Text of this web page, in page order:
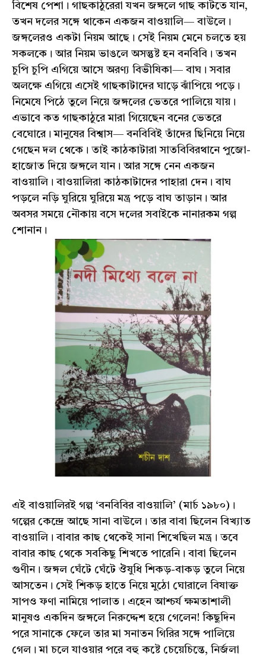
বিশেষ পেশা। গাছকাঠুরেরা যখন জঙ্গলে গাছ কাটতে যান,
তখন দলের সঙ্গে থাকেন একজন বাওয়ালি— বাউলে।
জঙ্গলেরও একটা নিয়ম আছে। সেই নিয়ম মেনে চলতে হয়
সকলকে। আর নিয়ম ভাঙলে অসন্তুষ্ট হন বনবিবি। তখন
চুপি চুপি এগিয়ে আসে অরণ্য বিভীষিকা— বাঘ। সবার
অলক্ষে এগিয়ে এসেই গাছকাটাদের ঘাড়ে ঝাঁপিয়ে পড়ে।
নিমেষে পিঠে তুলে নিয়ে জঙ্গলের ভেতরে পালিয়ে যায়।
এভাবে কত গাছকাঠুরে মারা গিয়েছেন বনের ভেতরে
বেঘোরে। মানুষের বিশ্বাস— বনবিবিই তাঁদের ছিনিয়ে নিয়ে
গেছেন দল থেকে। তাই কাঠকাটারা সাতবিবিরথানে পুজো-
হাজোত দিয়ে জঙ্গলে যান। আর সঙ্গে নেন একজন
বাওয়ালি। বাওয়ালিরা কাঠকাটাদের পাহারা দেন। বাঘ
পড়লে নড়ি ঘুরিয়ে ঘুরিয়ে মন্ত্র পড়ে বাঘ তাড়ান। আর
অবসর সময়ে নৌকায় বসে দলের সবাইকে নানারকম গল্প
শোনান।
এই বাওয়ালিরই গল্প ‘বনবিবির বাওয়ালি’ (মার্চ ১৯৮০)।
গল্পের কেন্দ্রে আছে সানা বাউলে। তার বাবা ছিলেন বিখ্যাত
বাওয়ালি। বাবার কাছ থেকেই সানা শিখেছিল মন্ত্র। তবে
বাবার কাছ থেকে সবকিছু শিখতে পারেনি। বাবা ছিলেন
গুণীন। জঙ্গল ঘেঁটে ঘেঁটে ঔষুধি শিকড়-বাকড় তুলে নিয়ে
আসতেন। সেই শিকড় হাতে নিয়ে মুঠো ঘোরালে বিষাক্ত
সাপও ফণা নামিয়ে পালাত। এহেন আশ্চর্য ক্ষমতাশালী
মানুষও একদিন জঙ্গলে নিরুদ্দেশ হয়ে গেলেন! কিছুদিন
পরে সানাকে ফেলে তার মা সনাতন গিরির সঙ্গে পালিয়ে
গেল। মা চলে যাওয়ার পরে বহু কষ্টে চেয়েচিন্তে, নির্জলা